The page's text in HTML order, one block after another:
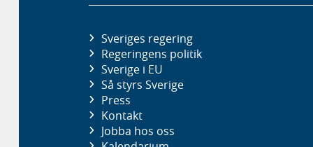
Sveriges regering
Regeringens politik
Sverige i EU
Så styrs Sverige
Press
Kontakt
Jobba hos oss